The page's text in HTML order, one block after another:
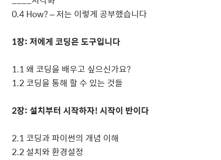
0.4 How? –저는 이렇게 공부했습니다
1장:저에게 코딩은 도구입니다
1.1왜 코딩을 배우고 싶으신가요?
1.2코딩을 통해 할 수 있는 것들
2장:설치부터 시작하자! 시작이 반이다
2.1 코딩과 파이썬의 개념 이해
2.2설치와 환경설정